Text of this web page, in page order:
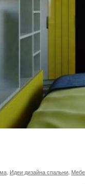
Идеи дизайна спальни